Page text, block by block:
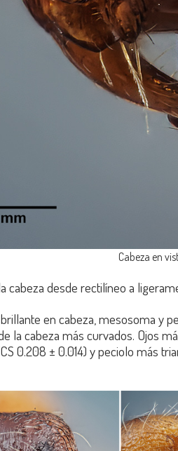
Cabeza en
desde rectilíneo a ligeramente
en cabeza, mesosoma y
la cabeza más curvados. Ojos
0.208 ± 0.014) y peciolo más